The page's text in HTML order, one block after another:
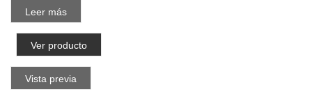
Leer más
Ver producto
Vista previa